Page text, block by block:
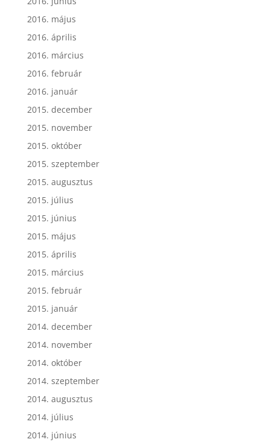
2016. május
2016. április
2016. március
2016. február
2016. január
2015. december
2015. november
2015. október
2015. szeptember
2015. augusztus
2015. július
2015. június
2015. május
2015. április
2015. március
2015. február
2015. január
2014. december
2014. november
2014. október
2014. szeptember
2014. augusztus
2014. július
2014. június